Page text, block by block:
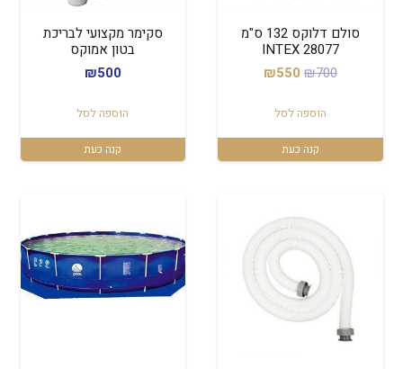
סולם דלוקס 132 ס"מ
INTEX 28077
₪700
המחיר
היה:
₪700.
₪550
₪550.
הוספה לסל
קנה כעת
סקימר מקצועי לבריכת
בטון אמוקס
₪500
הוספה לסל
קנה כעת